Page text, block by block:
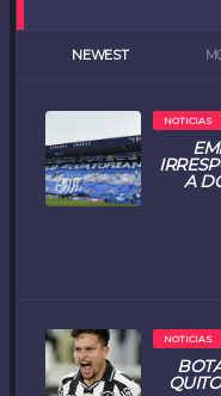
NEWEST
NOTICIAS
A
NOTICIAS